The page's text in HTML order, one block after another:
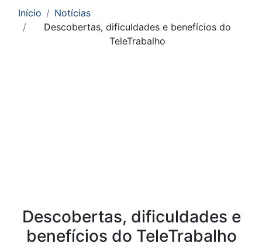
Início
Notícias
Descobertas, dificuldades e benefícios do
TeleTrabalho
Descobertas, dificuldades e
benefícios do TeleTrabalho